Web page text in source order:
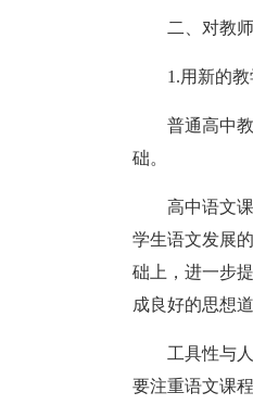
二、对教
1.用新的
普通高中
础。
高中语文
学生语文发展
础上，进一步
成良好的思想
工具性与
要注重语文课